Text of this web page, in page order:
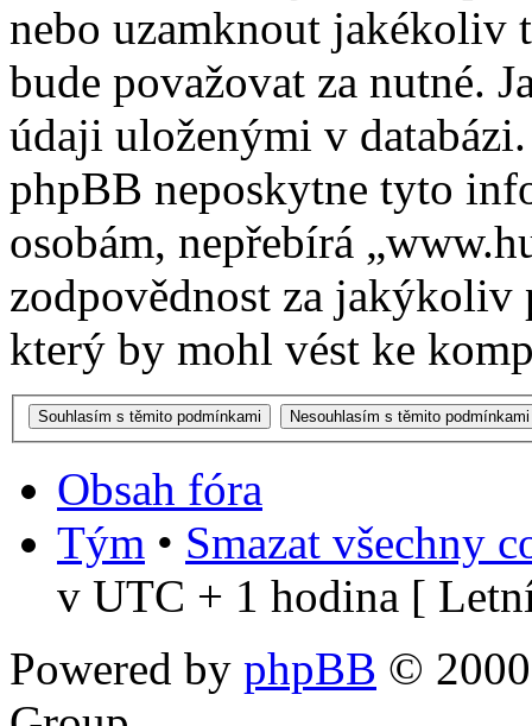
nebo uzamknout jakékoliv
bude považovat za nutné.
údaji uloženými v
phpBB neposkytne tyto
osobám, nepřebírá
zodpovědnost za
který by mohl vést ke
Obsah fóra
Tým • Smazat všechny
v UTC + 1 hodina [
Powered by phpBB ©